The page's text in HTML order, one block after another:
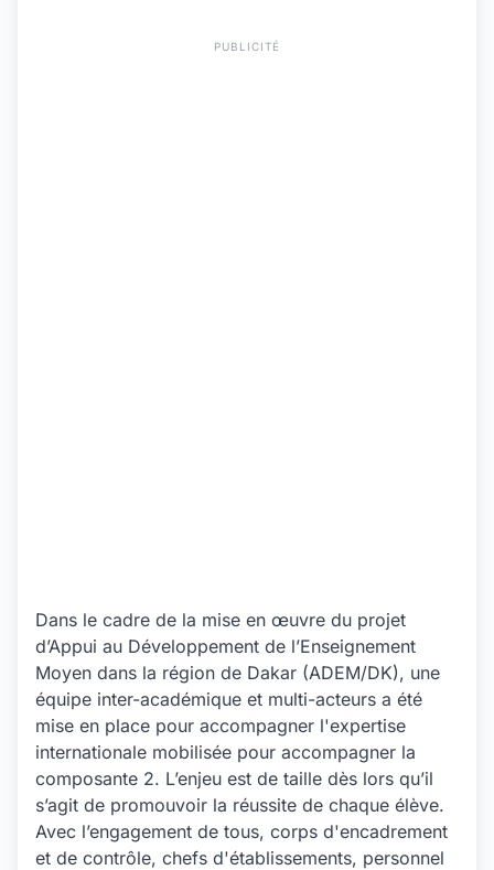
PUBLICITÉ
Dans le cadre de la mise en œuvre du projet
d’Appui au Développement de l’Enseignement
Moyen dans la région de Dakar (ADEM/DK), une
équipe inter-académique et multi-acteurs a été
mise en place pour accompagner l'expertise
internationale mobilisée pour accompagner la
composante 2. L’enjeu est de taille dès lors qu’il
s’agit de promouvoir la réussite de chaque élève.
Avec l’engagement de tous, corps d'encadrement
et de contrôle, chefs d'établissements, personnel